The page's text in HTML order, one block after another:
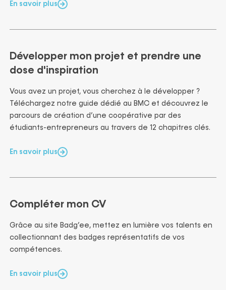
En savoir plus
Développer mon projet et prendre une
dose d'inspiration
Vous avez un projet, vous cherchez à le développer ?
Téléchargez notre guide dédié au BMC et découvrez le
parcours de création d’une coopérative par des
étudiants-entrepreneurs au travers de 12 chapitres clés.
En savoir plus
Compléter mon CV
Grâce au site Badg’ee, mettez en lumière vos talents en
collectionnant des badges représentatifs de vos
compétences.
En savoir plus